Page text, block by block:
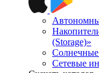
(Storage)»
Солнечные
Сетевые